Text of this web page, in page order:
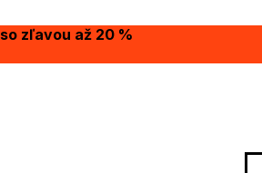
so zľavou až 20 %